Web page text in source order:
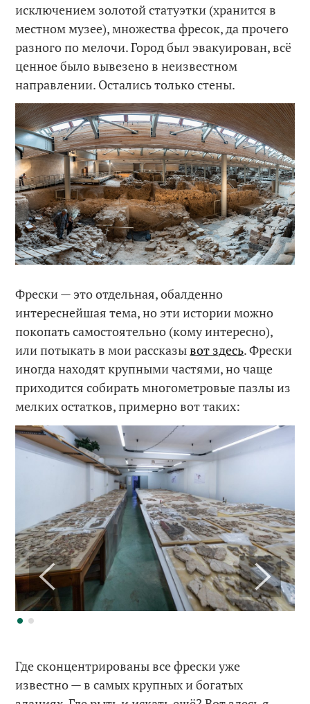
исключением золотой статуэтки (хранится в
местном музее), множества фресок, да прочего
разного по мелочи. Город был эвакуирован, всё
ценное было вывезено в неизвестном
направлении. Остались только стены.
Фрески — это отдельная, обалденно
интереснейшая тема, но эти истории можно
покопать самостоятельно (кому интересно),
или потыкать в мои рассказывот здесь. Фрески
иногда находят крупными частями, но чаще
приходится собирать многометровые пазлы из
мелких остатков, примерно вот таких:
Где сконцентрированы все фрески уже
известно — в самых крупных и богатых